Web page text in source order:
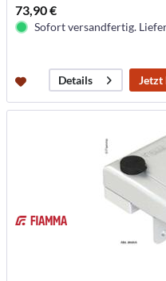
73,90 €
Sofort versandfertig.
Details Jetzt